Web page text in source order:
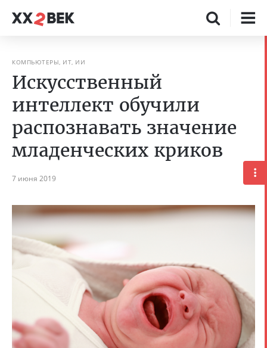
КОМПЬЮТЕРЫ, ИТ, ИИ
Искусственный
интеллект обучили
распознавать значение
младенческих криков
7 июня 2019